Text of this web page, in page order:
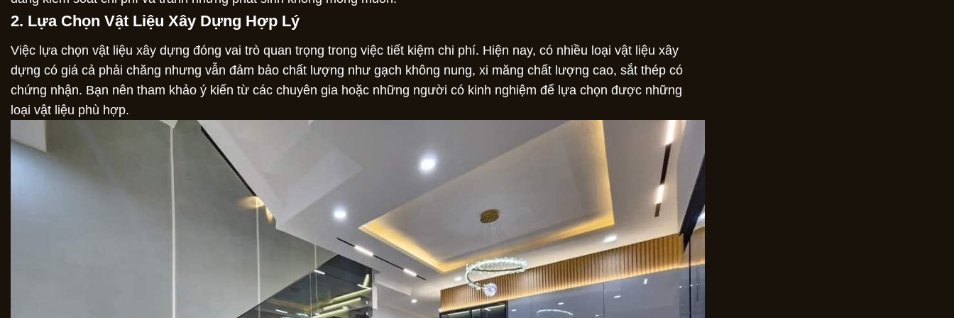
2. Lựa Chọn Vật Liệu Xây Dựng Hợp Lý
Việc lựa chọn vật liệu xây dựng đóng vai trò quan trọng trong việc tiết kiệm chi phí. Hiện nay, có nhiều loại vật liệu xây
dựng có giá cả phải chăng nhưng vẫn đảm bảo chất lượng như gạch không nung, xi măng chất lượng cao, sắt thép có
chứng nhận. Bạn nên tham khảo ý kiến từ các chuyên gia hoặc những người có kinh nghiệm để lựa chọn được những
loại vật liệu phù hợp.